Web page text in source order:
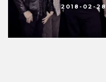
2018-02-28